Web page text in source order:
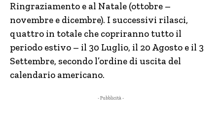
Ringraziamento e al Natale (ottobre –
novembre e dicembre). I successivi rilasci,
quattro in totale che copriranno tutto il
periodo estivo – il 30 Luglio, il 20 Agosto e il 3
Settembre, secondo l’ordine di uscita del
calendario americano.
- Pubblicità -